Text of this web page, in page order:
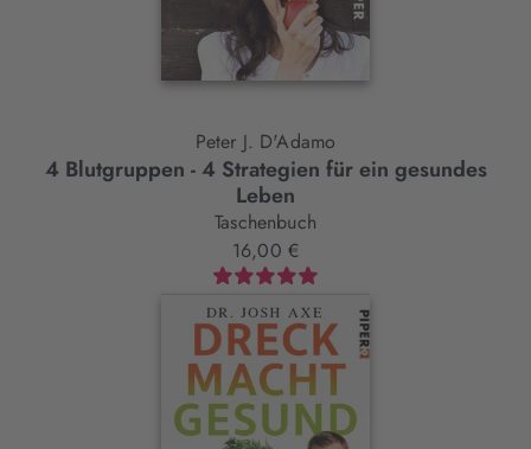
Peter J. D'Adamo
4 Blutgruppen - 4 Strategien für ein gesundes
Leben
Taschenbuch
16,00 €